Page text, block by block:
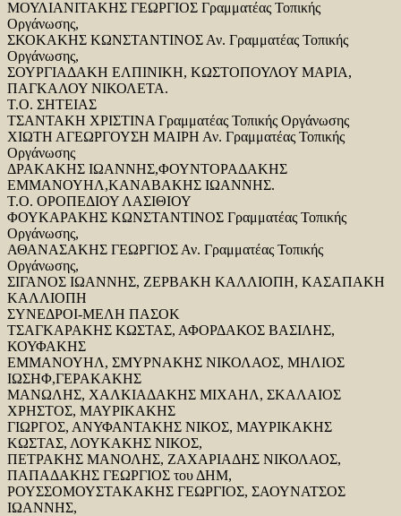
ΜΟΥΛΙΑΝΙΤΑΚΗΣ ΓΕΩΡΓΙΟΣ Γραμματέας Τοπικής
Οργάνωσης,
ΣΚΟΚΑΚΗΣ ΚΩΝΣΤΑΝΤΙΝΟΣ Αν. Γραμματέας Τοπικής
Οργάνωσης,
ΣΟΥΡΓΙΑΔΑΚΗ ΕΛΠΙΝΙΚΗ, ΚΩΣΤΟΠΟΥΛΟΥ ΜΑΡΙΑ,
ΠΑΓΚΑΛΟΥ ΝΙΚΟΛΕΤΑ.
Τ.Ο. ΣΗΤΕΙΑΣ
ΤΣΑΝΤΑΚΗ ΧΡΙΣΤΙΝΑ Γραμματέας Τοπικής Οργάνωσης
ΧΙΩΤΗ ΑΓΕΩΡΓΟΥΣΗ ΜΑΙΡΗ Αν. Γραμματέας Τοπικής
Οργάνωσης
ΔΡΑΚΑΚΗΣ ΙΩΑΝΝΗΣ,ΦΟΥΝΤΟΡΑΔΑΚΗΣ
ΕΜΜΑΝΟΥΗΛ,ΚΑΝΑΒΑΚΗΣ ΙΩΑΝΝΗΣ.
Τ.Ο. ΟΡΟΠΕΔΙΟΥ ΛΑΣΙΘΙΟΥ
ΦΟΥΚΑΡΑΚΗΣ ΚΩΝΣΤΑΝΤΙΝΟΣ Γραμματέας Τοπικής
Οργάνωσης,
ΑΘΑΝΑΣΑΚΗΣ ΓΕΩΡΓΙΟΣ Αν. Γραμματέας Τοπικής
Οργάνωσης,
ΣΙΓΑΝΟΣ ΙΩΑΝΝΗΣ, ΖΕΡΒΑΚΗ ΚΑΛΛΙΟΠΗ, ΚΑΣΑΠΑΚΗ
ΚΑΛΛΙΟΠΗ
ΣΥΝΕΔΡΟΙ-ΜΕΛΗ ΠΑΣΟΚ
ΤΣΑΓΚΑΡΑΚΗΣ ΚΩΣΤΑΣ, ΑΦΟΡΔΑΚΟΣ ΒΑΣΙΛΗΣ,
ΚΟΥΦΑΚΗΣ
ΕΜΜΑΝΟΥΗΛ, ΣΜΥΡΝΑΚΗΣ ΝΙΚΟΛΑΟΣ, ΜΗΛΙΟΣ
ΙΩΣΗΦ,ΓΕΡΑΚΑΚΗΣ
ΜΑΝΩΛΗΣ, ΧΑΛΚΙΑΔΑΚΗΣ ΜΙΧΑΗΛ, ΣΚΑΛΑΙΟΣ
ΧΡΗΣΤΟΣ, ΜΑΥΡΙΚΑΚΗΣ
ΓΙΩΡΓΟΣ, ΑΝΥΦΑΝΤΑΚΗΣ ΝΙΚΟΣ, ΜΑΥΡΙΚΑΚΗΣ
ΚΩΣΤΑΣ, ΛΟΥΚΑΚΗΣ ΝΙΚΟΣ,
ΠΕΤΡΑΚΗΣ ΜΑΝΟΛΗΣ, ΖΑΧΑΡΙΑΔΗΣ ΝΙΚΟΛΑΟΣ,
ΠΑΠΑΔΑΚΗΣ ΓΕΩΡΓΙΟΣ του ΔΗΜ,
ΡΟΥΣΣΟΜΟΥΣΤΑΚΑΚΗΣ ΓΕΩΡΓΙΟΣ, ΣΑΟΥΝΑΤΣΟΣ
ΙΩΑΝΝΗΣ,